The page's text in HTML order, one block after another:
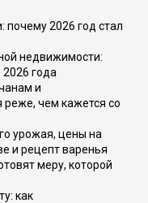
почему 2026 год стал
недвижимости:
2026 года
и
реже, чем кажется со
урожая, цены на
и рецепт варенья
меру, которой
как